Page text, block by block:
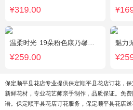
¥319.00
温柔时光 19朵粉色康乃馨，2支多头粉百合，黄莺搭配
¥259.00
魅力
保定顺平县花店专业提供保定顺平县花店订花，
新鲜花材，专业花艺师亲手制作，品质保证。免
语。保定顺平县花店订花服务，保定顺平县花店